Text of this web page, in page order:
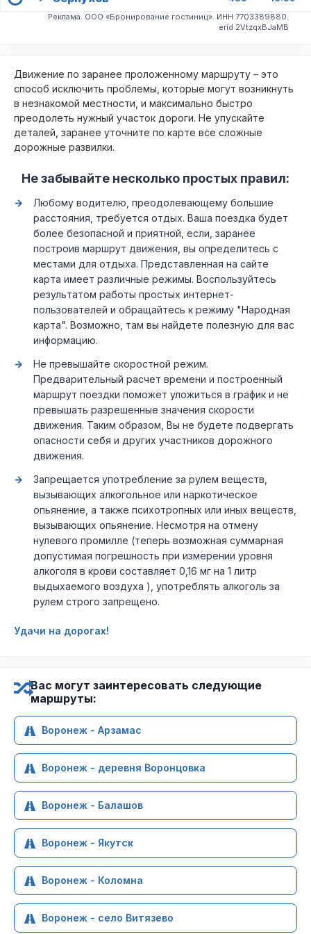
Реклама. ООО «Бронирование гостиниц». ИНН 7703389880.
erid 2VtzqxBJaMB
Движение по заранее проложенному маршруту – это
способ исключить проблемы, которые могут возникнуть
в незнакомой местности, и максимально быстро
преодолеть нужный участок дороги. Не упускайте
деталей, заранее уточните по карте все сложные
дорожные развилки.
Не забывайте несколько простых правил:
Любому водителю, преодолевающему большие
расстояния, требуется отдых. Ваша поездка будет
более безопасной и приятной, если, заранее
построив маршрут движения, вы определитесь с
местами для отдыха. Представленная на сайте
карта имеет различные режимы. Воспользуйтесь
результатом работы простых интернет-
пользователей и обращайтесь к режиму "Народная
карта". Возможно, там вы найдете полезную для вас
информацию.
Не превышайте скоростной режим.
Предварительный расчет времени и построенный
маршрут поездки поможет уложиться в график и не
превышать разрешенные значения скорости
движения. Таким образом, Вы не будете подвергать
опасности себя и других участников дорожного
движения.
Запрещается употребление за рулем веществ,
вызывающих алкогольное или наркотическое
опьянение, а также психотропных или иных веществ,
вызывающих опьянение. Несмотря на отмену
нулевого промилле (теперь возможная суммарная
допустимая погрешность при измерении уровня
алкоголя в крови составляет 0,16 мг на 1 литр
выдыхаемого воздуха ), употреблять алкоголь за
рулем строго запрещено.
Удачи на дорогах!
Вас могут заинтересовать следующие
маршруты:
Воронеж - Арзамас
Воронеж - деревня Воронцовка
Воронеж - Балашов
Воронеж - Якутск
Воронеж - Коломна
Воронеж - село Витязево